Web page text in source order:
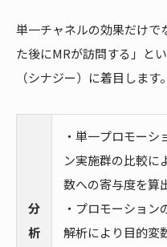
単一チャネルの効果だけで
た後にMRが訪問する」と
（シナジー）に着目します。
分
析
・単一プロモーシ
ン実施群の比較に
数への寄与度を算
・プロモーショ
解析により目的変